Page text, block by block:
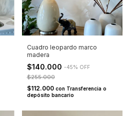
Cuadro leopardo marco
madera
$140.000 -45% OFF
$255.000
$112.000 con Transferencia o
depósito bancario